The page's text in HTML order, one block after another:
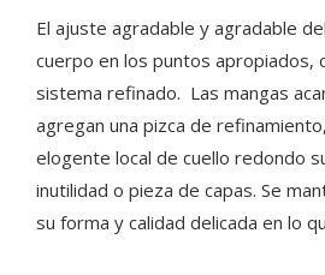
El ajuste agradable y agradable
cuerpo en los puntos apropiados,
sistema refinado. Las mangas
agregan una pizca de
elogente local de cuello redondo
inutilidad o pieza de capas. Se
su forma y calidad delicada en lo